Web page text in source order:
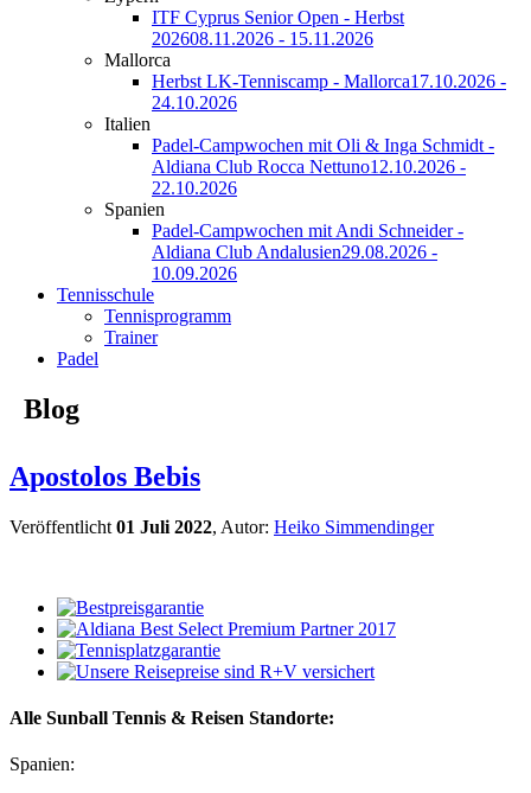
ITF Cyprus Senior Open - Herbst
202608.11.2026 - 15.11.2026
Mallorca
Herbst LK-Tenniscamp - Mallorca17.10.2026 -
24.10.2026
Italien
Padel-Campwochen mit Oli & Inga Schmidt -
Aldiana Club Rocca Nettuno12.10.2026 -
22.10.2026
Spanien
Padel-Campwochen mit Andi Schneider -
Aldiana Club Andalusien29.08.2026 -
10.09.2026
Tennisschule
Tennisprogramm
Trainer
Padel
Blog
Apostolos Bebis
Veröffentlicht 01 Juli 2022, Autor: Heiko Simmendinger
Alle Sunball Tennis & Reisen Standorte:
Spanien: